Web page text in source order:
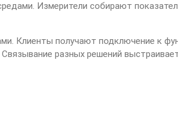
Измерители собирают
Клиенты получают подключение к
разных решений